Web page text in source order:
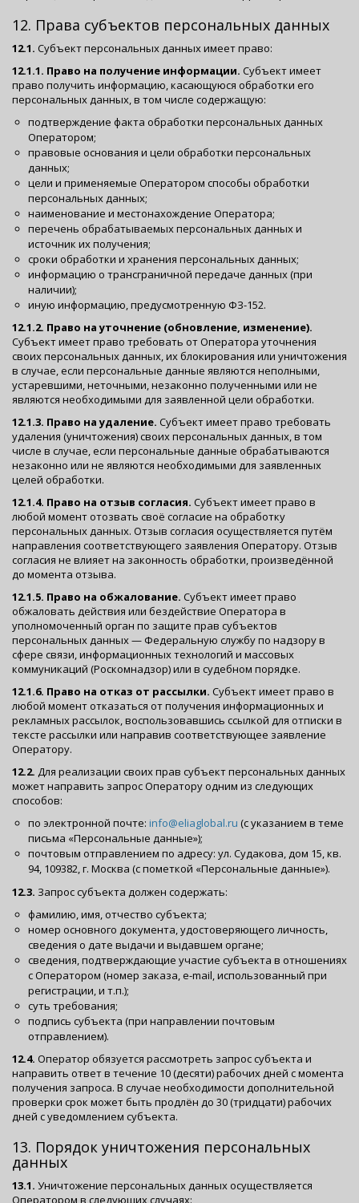
12. Права субъектов персональных данных
12.1. Субъект персональных данных имеет право:
12.1.1. Право на получение информации. Субъект имеет
право получить информацию, касающуюся обработки его
персональных данных, в том числе содержащую:
подтверждение факта обработки персональных данных
Оператором;
правовые основания и цели обработки персональных
данных;
цели и применяемые Оператором способы обработки
персональных данных;
наименование и местонахождение Оператора;
перечень обрабатываемых персональных данных и
источник их получения;
сроки обработки и хранения персональных данных;
информацию о трансграничной передаче данных (при
наличии);
иную информацию, предусмотренную ФЗ-152.
12.1.2. Право на уточнение (обновление, изменение).
Субъект имеет право требовать от Оператора уточнения
своих персональных данных, их блокирования или уничтожения
в случае, если персональные данные являются неполными,
устаревшими, неточными, незаконно полученными или не
являются необходимыми для заявленной цели обработки.
12.1.3. Право на удаление. Субъект имеет право требовать
удаления (уничтожения) своих персональных данных, в том
числе в случае, если персональные данные обрабатываются
незаконно или не являются необходимыми для заявленных
целей обработки.
12.1.4. Право на отзыв согласия. Субъект имеет право в
любой момент отозвать своё согласие на обработку
персональных данных. Отзыв согласия осуществляется путём
направления соответствующего заявления Оператору. Отзыв
согласия не влияет на законность обработки, произведённой
до момента отзыва.
12.1.5. Право на обжалование. Субъект имеет право
обжаловать действия или бездействие Оператора в
уполномоченный орган по защите прав субъектов
персональных данных — Федеральную службу по надзору в
сфере связи, информационных технологий и массовых
коммуникаций (Роскомнадзор) или в судебном порядке.
12.1.6. Право на отказ от рассылки. Субъект имеет право в
любой момент отказаться от получения информационных и
рекламных рассылок, воспользовавшись ссылкой для отписки в
тексте рассылки или направив соответствующее заявление
Оператору.
12.2. Для реализации своих прав субъект персональных данных
может направить запрос Оператору одним из следующих
способов:
по электронной почте: info@eliaglobal.ru (с указанием в теме
письма «Персональные данные»);
почтовым отправлением по адресу: ул. Судакова, дом 15, кв.
94, 109382, г. Москва (с пометкой «Персональные данные»).
12.3. Запрос субъекта должен содержать:
фамилию, имя, отчество субъекта;
номер основного документа, удостоверяющего личность,
сведения о дате выдачи и выдавшем органе;
сведения, подтверждающие участие субъекта в отношениях
с Оператором (номер заказа, e-mail, использованный при
регистрации, и т.п.);
суть требования;
подпись субъекта (при направлении почтовым
отправлением).
12.4. Оператор обязуется рассмотреть запрос субъекта и
направить ответ в течение 10 (десяти) рабочих дней с момента
получения запроса. В случае необходимости дополнительной
проверки срок может быть продлён до 30 (тридцати) рабочих
дней с уведомлением субъекта.
13. Порядок уничтожения персональных
данных
13.1. Уничтожение персональных данных осуществляется
Оператором в следующих случаях: